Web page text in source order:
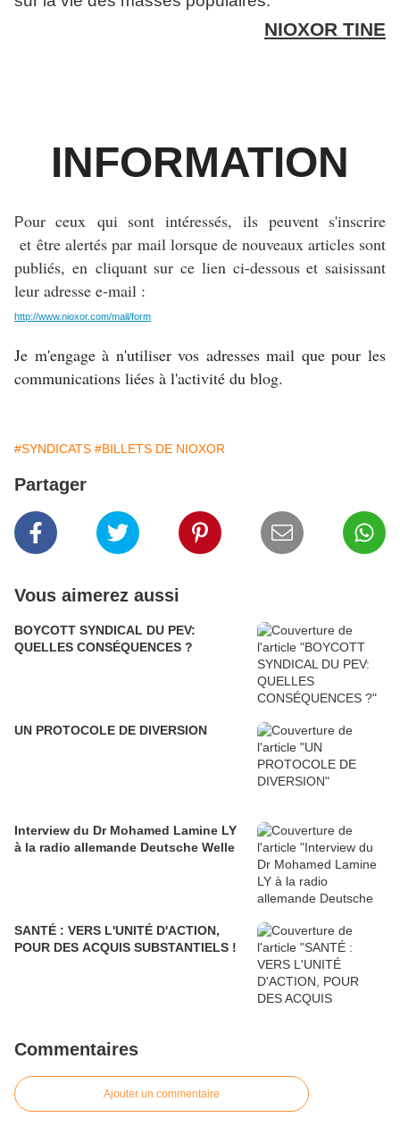
NIOXOR TINE
INFORMATION
Pour ceux qui sont intéressés, ils peuvent s'inscrire
etêtre alertés par mail lorsque de nouveaux articles sont
publiés, en cliquant sur ce lien ci-dessous et saisissant
leur adresse e-mail :
http://www.nioxor.com/mail/form
Je m'engage à n'utiliser vos adresses mail que pour les
communications liées à l'activité du blog.
#SYNDICATS #BILLETS DE NIOXOR
Partager
Vous aimerez aussi
BOYCOTT SYNDICAL DU PEV:
QUELLES CONSÉQUENCES ?
UN PROTOCOLE DE DIVERSION
Interview du Dr Mohamed Lamine LY
à la radio allemande Deutsche Welle
SANTÉ : VERS L'UNITÉ D'ACTION,
POUR DES ACQUIS SUBSTANTIELS !
Commentaires
Ajouter un commentaire